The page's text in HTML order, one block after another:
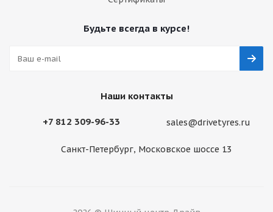
Будьте всегда в курсе!
Наши контакты
+7 812 309-96-33 sales@drivetyres.ru
Санкт-Петербург, Московское шоссе 13